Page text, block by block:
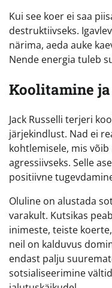
Kui see koer ei saa
destruktiivseks.
närima, aeda auke
Nende energia tuleb
Koolitamine
Jack Russelli terjeri
järjekindlust. Nad ei
kohtlemisele, mis
agressiivseks. Selle
positiivne
Oluline on alustada
varakult. Kutsikas
inimeste, teiste
neil on kalduvus
endast palju
sotsialiseerimine